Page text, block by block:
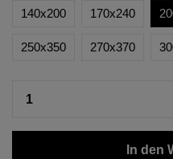
140x200 170x240
250x350 270x370
In den